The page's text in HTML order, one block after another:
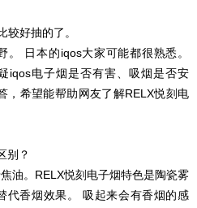
好抽的了。
日本的iqos大家可能都很熟悉。
iqos电子烟是否有害、吸烟是否安
，希望能帮助网友了解RELX悦刻电
别？
油。RELX悦刻电子烟特色是陶瓷雾
代香烟效果。 吸起来会有香烟的感